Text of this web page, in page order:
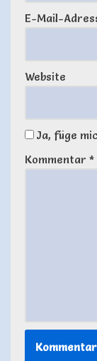
E-Mail-
Website
Ja, füge
Kommentar *